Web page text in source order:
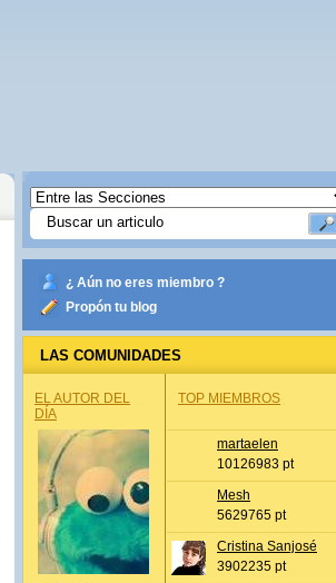
¿ Aún no eres miembro ?
Propón tu blog
LAS COMUNIDADES
EL AUTOR DEL
DÍA
TOP MIEMBROS
martaelen
10126983 pt
Mesh
5629765 pt
Cristina Sanjosé
3902235 pt